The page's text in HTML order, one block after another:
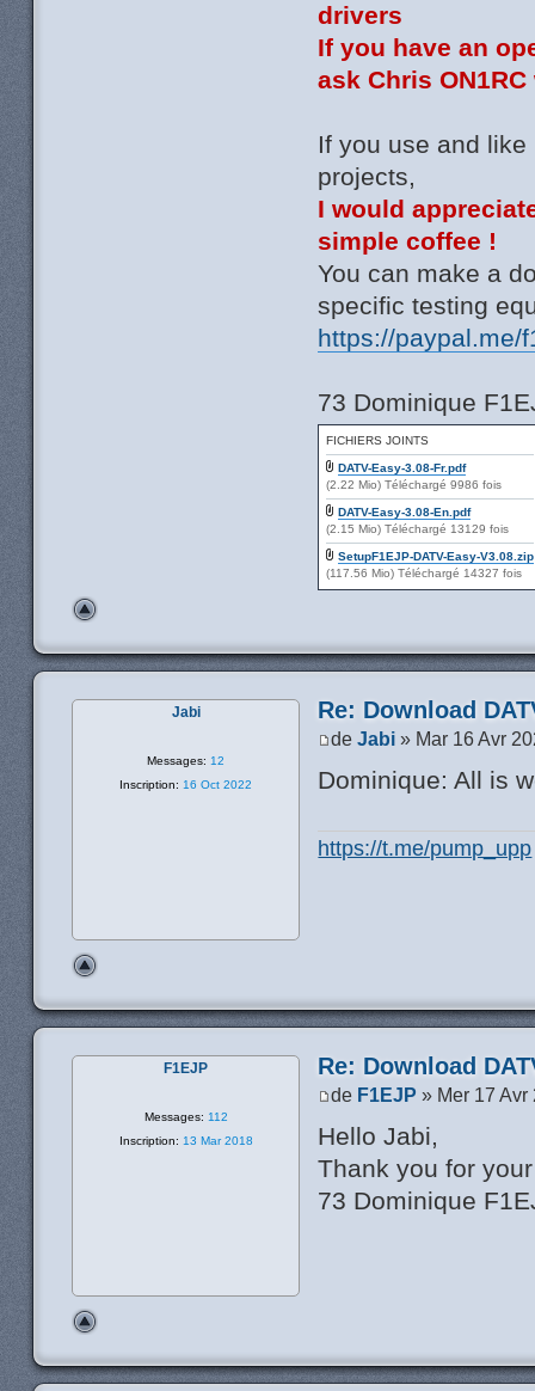
drivers
If you have an
ask Chris
If you use and
projects,
I would
simple coffee !
You can make a
specific testing
https://paypal.me/
73 Dominique
FICHIERS JOINTS
DATV-Easy-3.08-Fr.pdf
(2.22 Mio) Téléchargé 9986 fois
DATV-Easy-3.08-En.pdf
(2.15 Mio) Téléchargé 13129 fois
SetupF1EJP-DATV-Easy-V3.08.zip
(117.56 Mio) Téléchargé 14327 fois
Re: Download
deJabi » Mar 16 Avr
Dominique: All is
https://t.me/pump_upp
Jabi
Messages: 12
Inscription: 16 Oct 2022
Re: Download
de F1EJP » Mer 17 Avr
Hello Jabi,
Thank you for
73 Dominique
F1EJP
Messages: 112
Inscription: 13 Mar 2018